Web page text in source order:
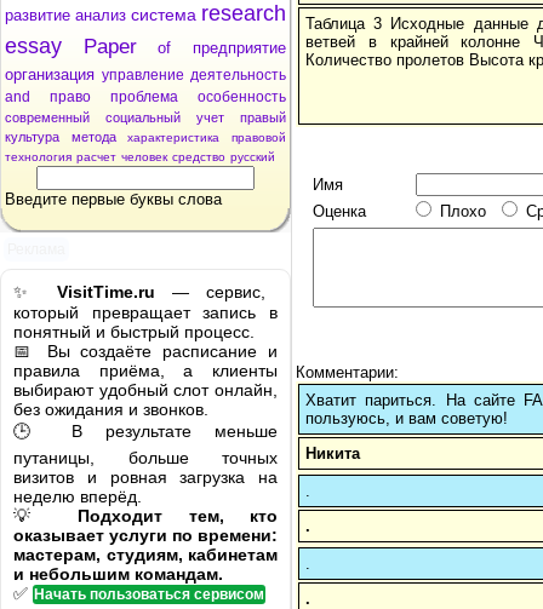
развитие анализ система research
essay
Paper of
предприятие
организация управление деятельность
and
право проблема особенность
современный социальный учет
правый
культура
метода характеристика
правовой
технология расчет человек средство русский
Введите первые буквы слова
✨ VisitTime.ru — сервис,
который превращает запись в
понятный и быстрый процесс.
📅 Вы создаёте расписание и
правила приёма, а клиенты
выбирают удобный слот онлайн,
без ожидания и звонков.
🕒 В результате меньше
путаницы, больше точных
визитов и ровная загрузка на
неделю вперёд.
💡 Подходит тем, кто
оказывает услуги по времени:
мастерам, студиям, кабинетам
и небольшим командам.
✅ Начать пользоваться сервисом
Таблица 3 Исходные
ветвей в крайней колонне
Количество пролетов Высота
Имя
Оценка
Плохо
Комментарии:
Хватит париться. На сайте
пользуюсь, и вам советую!
Никита
.
.